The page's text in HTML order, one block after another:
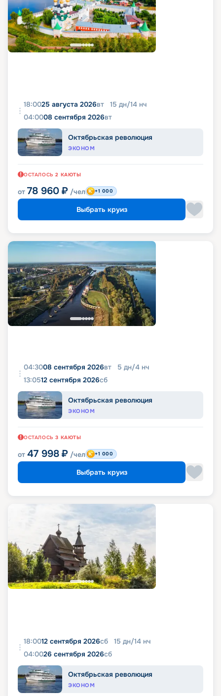
18:0025 августа 2026вт 15 дн/14 нч
04:0008 сентября 2026вт
Октябрьская революция
ЭКОНОМ
ОСТАЛОСЬ 2 КАЮТЫ
от 78 960 ₽ /чел +1 000
Выбрать круиз
04:3008 сентября 2026вт 5 дн/4 нч
13:0512 сентября 2026сб
Октябрьская революция
ЭКОНОМ
ОСТАЛОСЬ 3 КАЮТЫ
от 47 998 ₽ /чел +1 000
Выбрать круиз
18:0012 сентября 2026сб 15 дн/14 нч
04:0026 сентября 2026сб
Октябрьская революция
ЭКОНОМ